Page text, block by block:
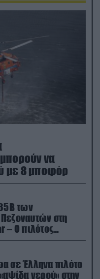
να
με 8 μποφόρ
των
στη
– Ο πιλότος
εγκαίρως
σε Έλληνα πιλότο
νερού» στην